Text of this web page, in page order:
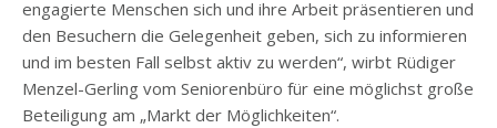
engagierte Menschen sich und ihre Arbeit präsentieren und
den Besuchern die Gelegenheit geben, sich zu informieren
und im besten Fall selbst aktiv zu werden“, wirbt Rüdiger
Menzel-Gerling vom Seniorenbüro für eine möglichst große
Beteiligung am „Markt der Möglichkeiten“.